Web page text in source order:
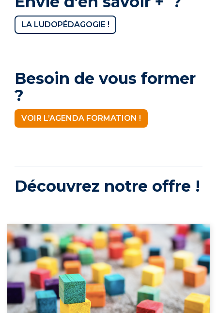
LA LUDOPÉDAGOGIE !
Besoin de vous former
?
VOIR L’AGENDA FORMATION !
Découvrez notre offre !